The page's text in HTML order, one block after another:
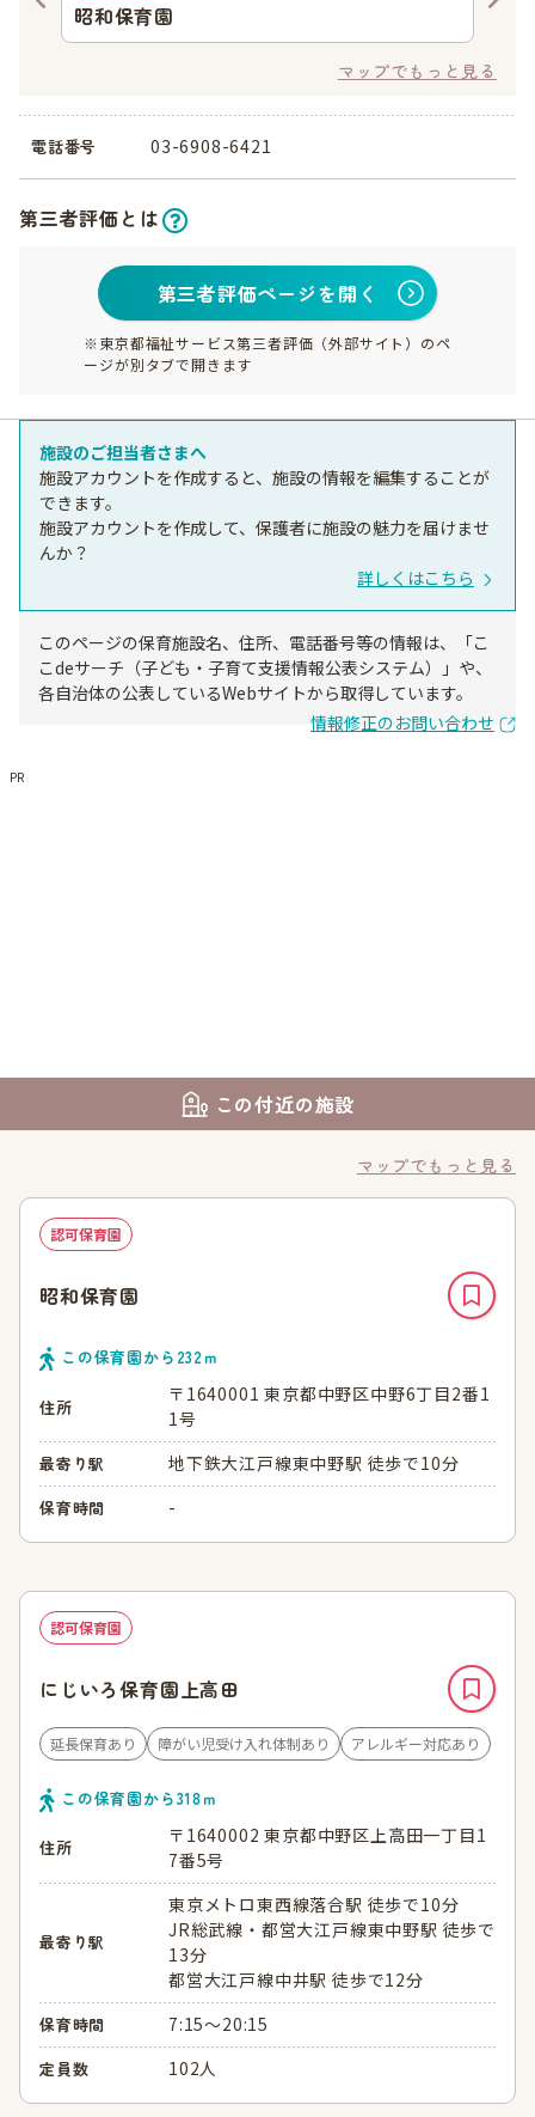
昭和保育園
マップでもっと見る
電話番号 03-6908-6421
第三者評価とは
第三者評価ページを開く
※東京都福祉サービス第三者評価（外部サイト）のペ
ージが別タブで開きます
施設のご担当者さまへ
施設アカウントを作成すると、施設の情報を編集することが
できます。
施設アカウントを作成して、保護者に施設の魅力を届けませ
んか？
詳しくはこちら
このページの保育施設名、住所、電話番号等の情報は、「こ
こdeサーチ（子ども・子育て支援情報公表システム）」や、
各自治体の公表しているWebサイトから取得しています。
情報修正のお問い合わせ
PR
この付近の施設
マップでもっと見る
認可保育園
昭和保育園
この保育園から 232ｍ
住所
〒1640001 東京都中野区中野6丁目2番1
1号
最寄り駅 地下鉄大江戸線東中野駅 徒歩で10分
保育時間 -
認可保育園
にじいろ保育園上高田
延長保育あり 障がい児受け入れ体制あり アレルギー対応あり
この保育園から318ｍ
住所
〒1640002 東京都中野区上高田一丁目1
7番5号
最寄り駅
東京メトロ東西線落合駅 徒歩で10分
JR総武線・都営大江戸線東中野駅 徒歩で
13分
都営大江戸線中井駅 徒歩で12分
保育時間 7:15～20:15
定員数 102人